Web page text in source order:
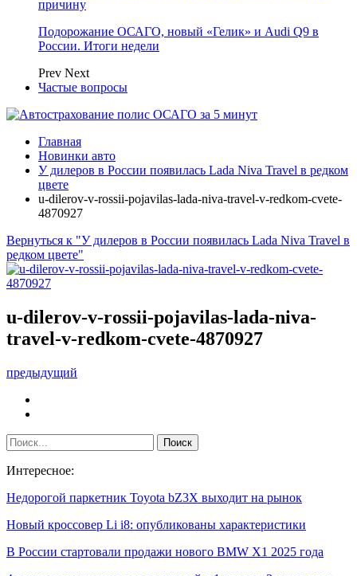
причину
Подорожание ОСАГО, новый «Гелик» и Audi Q9 в
России. Итоги недели
Prev Next
Частые вопросы
Главная
Новинки авто
У дилеров в России появилась Lada Niva Travel в редком
цвете
u-dilerov-v-rossii-pojavilas-lada-niva-travel-v-redkom-cvete-
4870927
Вернуться к "У дилеров в России появилась Lada Niva Travel в
редком цвете"
u-dilerov-v-rossii-pojavilas-lada-niva-
travel-v-redkom-cvete-4870927
предыдущий
Интересное:
Недорогой паркетник Toyota bZ3X выходит на рынок
Новый кроссовер Li i8: опубликованы характеристики
В России стартовали продажи нового BMW X1 2025 года